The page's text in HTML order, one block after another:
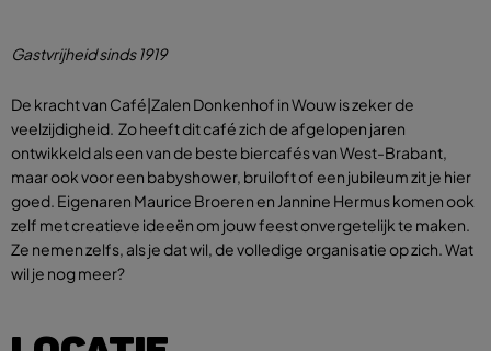
Gastvrijheid sinds 1919
De kracht van Café|Zalen Donkenhof in Wouw is zeker de
veelzijdigheid. Zo heeft dit café zich de afgelopen jaren
ontwikkeld als een van de beste biercafés van West-Brabant,
maar ook voor een babyshower, bruiloft of een jubileum zit je hier
goed. Eigenaren Maurice Broeren en Jannine Hermus komen ook
zelf met creatieve ideeën om jouw feest onvergetelijk te maken.
Ze nemen zelfs, als je dat wil, de volledige organisatie op zich. Wat
wil je nog meer?